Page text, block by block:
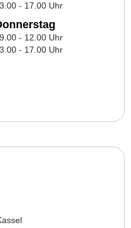
- 17.00 Uhr
- 12.00 Uhr
- 17.00 Uhr